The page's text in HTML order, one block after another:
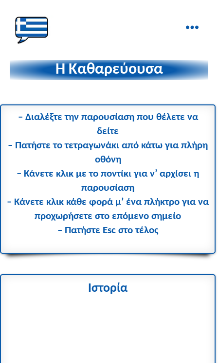
στα
Δάχτυλα!
Η Καθαρεύουσα
– Διαλέξτε την παρουσίαση που θέλετε να
δείτε
– Πατήστε το τετραγωνάκι από κάτω για πλήρη
οθόνη
– Κάνετε κλικ με το ποντίκι για ν’ αρχίσει η
παρουσίαση
– Κάνετε κλικ κάθε φορά μ’ ένα πλήκτρο για να
προχωρήσετε στο επόμενο σημείο
– Πατήστε Esc στο τέλος
Ιστορία